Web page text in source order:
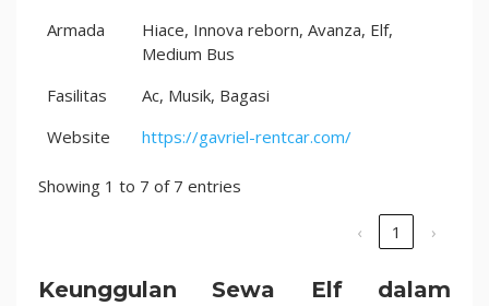
Armada
Hiace, Innova reborn, Avanza, Elf,
Medium Bus
Fasilitas
Ac, Musik, Bagasi
Website
https://gavriel-rentcar.com/
Showing 1 to 7 of 7 entries
‹ 1 ›
Keunggulan Sewa Elf dalam